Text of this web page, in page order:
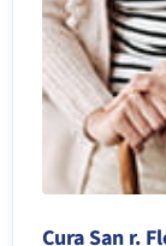
Cura San r.